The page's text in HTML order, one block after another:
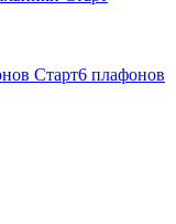
Старт6 плафонов